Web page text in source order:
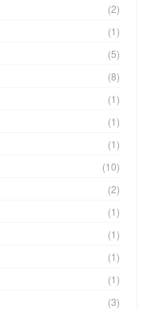
(2)
(1)
(5)
(8)
(1)
(1)
(1)
(10)
(2)
(1)
(1)
(1)
(1)
(3)